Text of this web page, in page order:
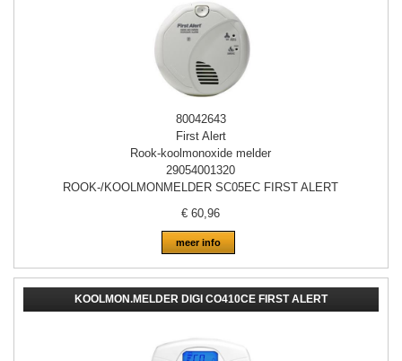
80042643
First Alert
Rook-koolmonoxide melder
29054001320
ROOK-/KOOLMONMELDER SC05EC FIRST ALERT
€60,96
meer info
KOOLMON.MELDER DIGI CO410CE FIRST ALERT